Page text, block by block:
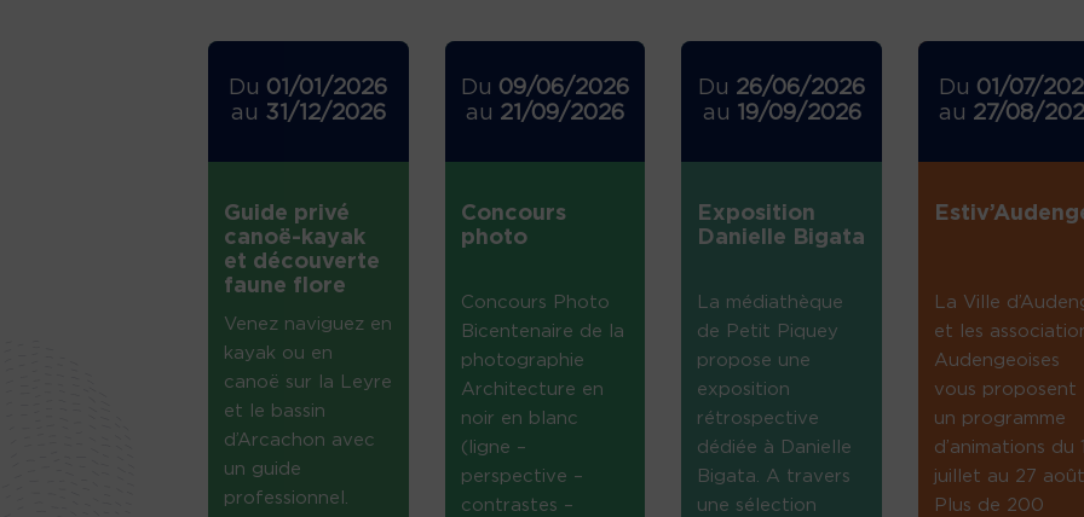
Du 01/01/2026
au 31/12/2026
Guide privé
canoë-kayak
et découverte
faune flore
Venez naviguez en
kayak ou en
canoë sur la Leyre
et le bassin
d’Arcachon avec
un guide
professionnel.
Du 09/06/2026
au 21/09/2026
Concours
photo
Concours Photo
Bicentenaire de la
photographie
Architecture en
noir en blanc
(ligne –
perspective –
contrastes –
Du 26/06/2026
au 19/09/2026
Exposition
Danielle Bigata
La médiathèque
de Petit Piquey
propose une
exposition
rétrospective
dédiée à Danielle
Bigata. A travers
une sélection
Du 01/07/
au 27/08/
La Ville
et les
Audengeoises
vous proposent
un programme
d’animations du 1
juillet au 27
Plus de 200